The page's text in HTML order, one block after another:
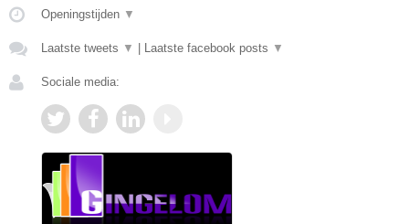
Openingstijden ▼
Laatste tweets ▼ Laatste facebook posts ▼
Sociale media: